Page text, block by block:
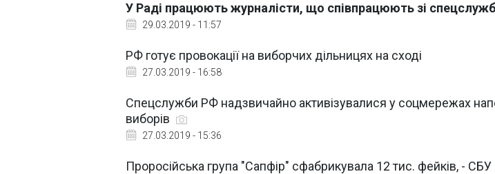
У Раді працюють журналісти, що співпрацюють зі
29.03.2019 - 11:57
РФ готує провокації на виборчих дільницях на сході
27.03.2019 - 16:58
Спецслужби РФ надзвичайно активізувалися у соцмережах
виборів
27.03.2019 - 15:36
Проросійська група "Сапфір" сфабрикувала 12 тис. фейків, - СБУ